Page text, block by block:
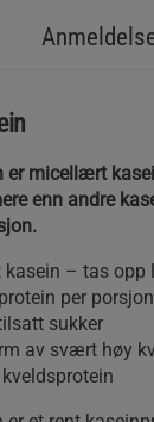
er micellært
enn andre
– tas opp
per porsjon
sukker
av svært høy